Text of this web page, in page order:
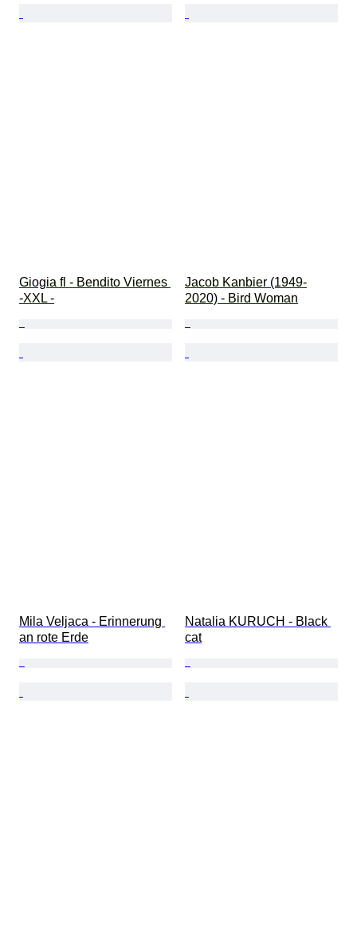
Giogia fl - Bendito Viernes
-XXL -
Jacob Kanbier (1949-
2020) - Bird Woman
Mila Veljaca - Erinnerung
an rote Erde
Natalia KURUCH - Black
cat